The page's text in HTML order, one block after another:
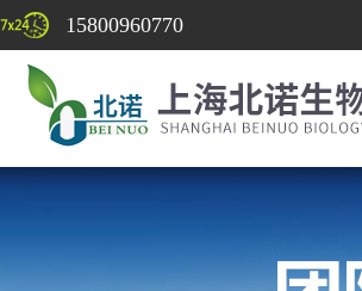
15800960770